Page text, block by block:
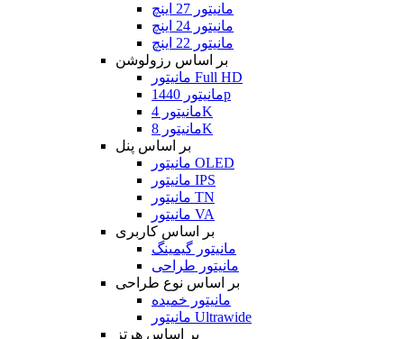
مانیتور 27 اینچ
مانیتور 24 اینچ
مانیتور 22 اینچ
بر اساس رزولوشن
مانیتور Full HD
مانیتور 1440p
مانیتور 4K
مانیتور 8K
بر اساس پنل
مانیتور OLED
مانیتور IPS
مانیتور TN
مانیتور VA
بر اساس کاربری
مانیتور گیمینگ
مانیتور طراحی
بر اساس نوع طراحی
مانیتور خمیده
مانیتور Ultrawide
بر اساس هرتز